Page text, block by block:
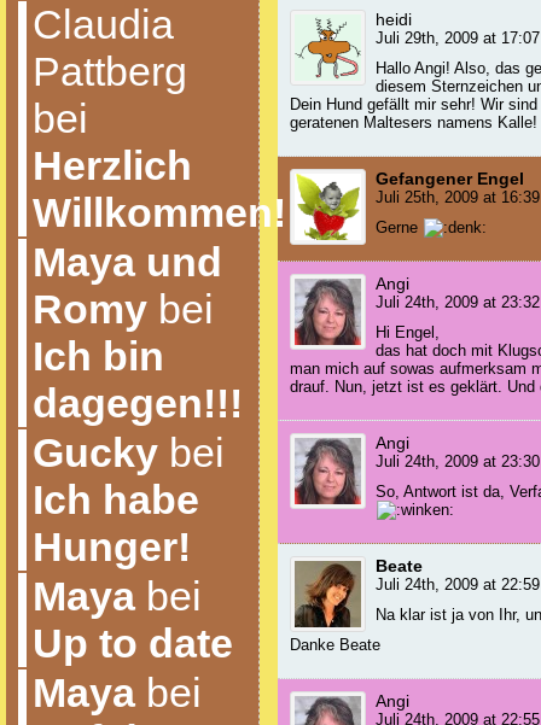
Claudia
Pattberg
bei
Herzlich
Willkommen!
Maya und
Romybei
Ich bin
dagegen!!!
Guckybei
Ich habe
Hunger!
Mayabei
Up to date
Mayabei
heidi
Juli 29th, 2009 at 17:07
Hallo Angi! Also, das
diesem Sternzeichen
Dein Hund gefällt mir sehr! Wir
geratenen Maltesers namens
Gefangener Engel
Juli 25th, 2009 at 16:39
Gerne
Angi
Juli 24th, 2009 at 23:32
Hi Engel,
das hat doch mit
man mich auf sowas aufmerksam
drauf. Nun, jetzt ist es geklärt.
Angi
Juli 24th, 2009 at 23:30
So, Antwort ist da,
Beate
Juli 24th, 2009 at 22:59
Na klar ist ja von Ihr,
Danke Beate
Angi
Juli 24th, 2009 at 22:55